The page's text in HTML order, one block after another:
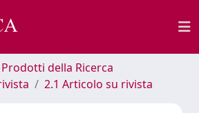
della Ricerca
2.1 Articolo su rivista